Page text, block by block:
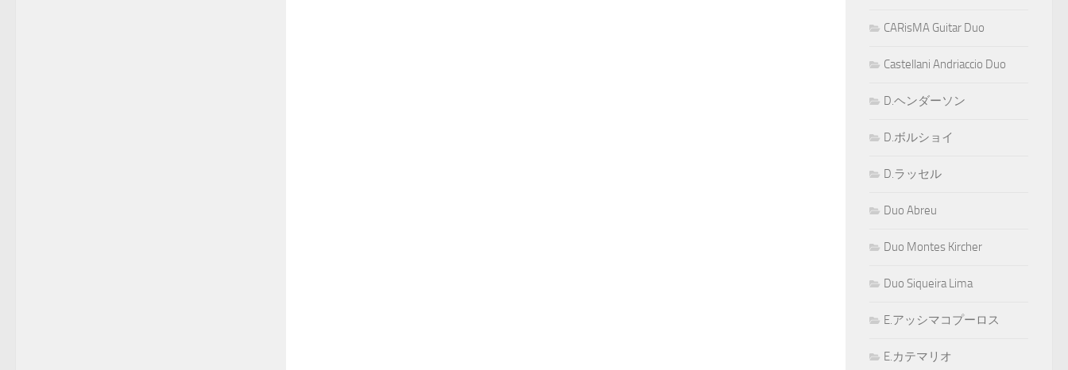
CARisMA Guitar Duo
Castellani Andriaccio Duo
D.ヘンダーソン
D.ボルショイ
D.ラッセル
Duo Abreu
Duo Montes Kircher
Duo Siqueira Lima
E.アッシマコプーロス
E.カテマリオ